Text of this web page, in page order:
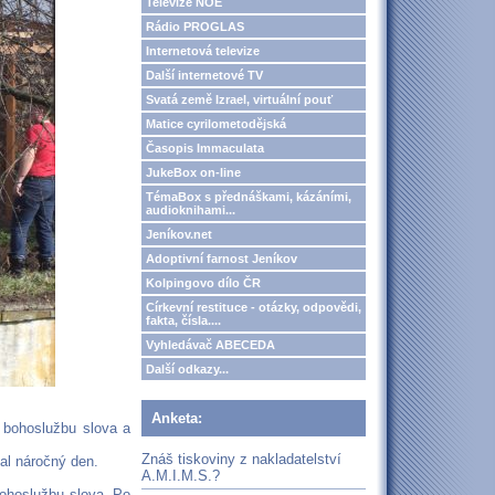
slova a
náročný den.
Rádio PROGLAS
Internetová televize
Další internetové TV
Svatá země Izrael, virtuální pouť
Matice cyrilometodějská
Časopis Immaculata
JukeBox on-line
TémaBox s přednáškami, kázáními,
audioknihami...
Jeníkov.net
Adoptivní farnost Jeníkov
Kolpingovo dílo ČR
Církevní restituce - otázky, odpovědi,
fakta, čísla....
Vyhledávač ABECEDA
Další odkazy...
Anketa:
Znáš tiskoviny z nakladatelství
A.M.I.M.S.?